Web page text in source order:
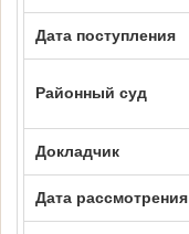
Дата поступления
Районный суд
Докладчик
Дата рассмотрения